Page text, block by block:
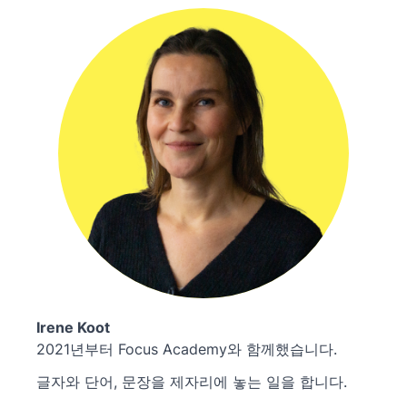
Irene Koot
2021년부터 Focus Academy와 함께했습니다.
글자와 단어, 문장을 제자리에 놓는 일을 합니다.